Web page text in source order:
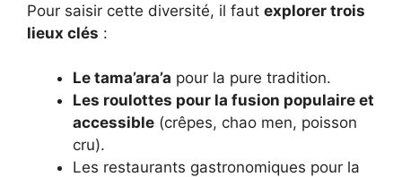
Pour saisir cette diversité, il faut explorer trois
lieux clés :
Le tama’ara’a pour la pure tradition.
Les roulottes pour la fusion populaire et
accessible (crêpes, chao men, poisson
cru).
Les restaurants gastronomiques pour la